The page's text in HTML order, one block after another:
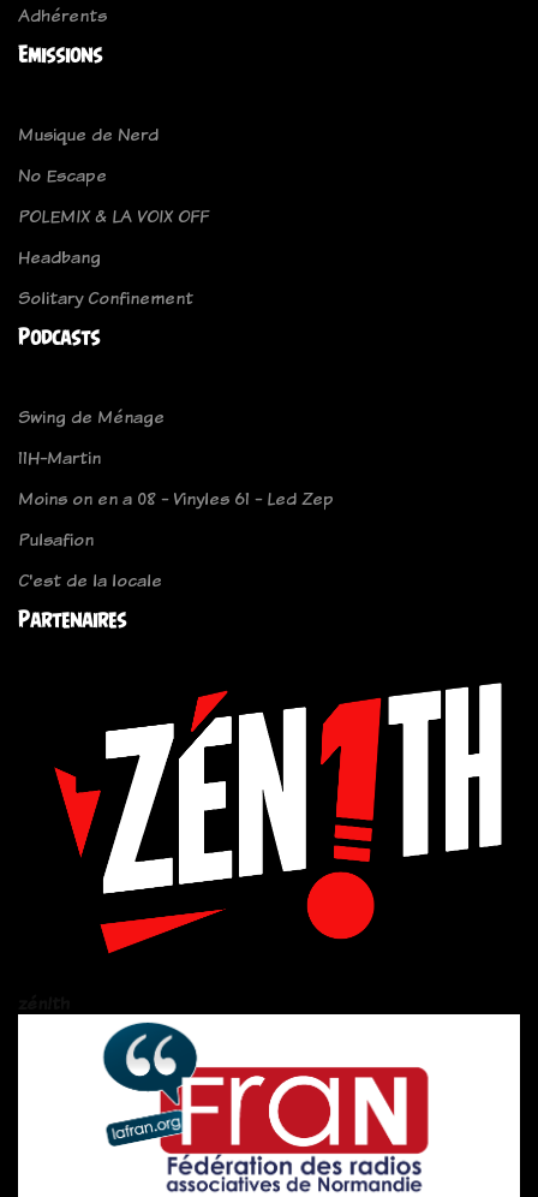
Adhérents
Emissions
Musique de Nerd
No Escape
POLEMIX & LA VOIX OFF
Headbang
Solitary Confinement
Podcasts
Swing de Ménage
11H-Martin
Moins on en a 08 - Vinyles 61 - Led Zep
Pulsafion
C'est de la locale
Partenaires